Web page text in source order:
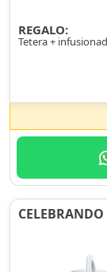
REGALO:
Tetera +